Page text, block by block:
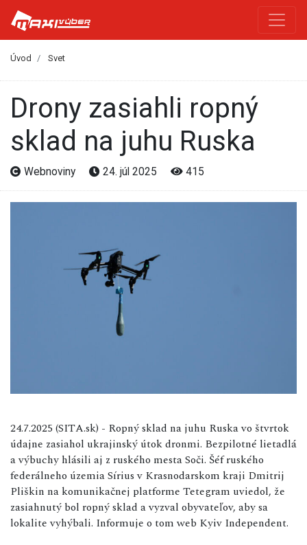
Úvod Svet
Drony zasiahli ropný
sklad na juhu Ruska
Webnoviny 24. júl 2025 415
24.7.2025 (SITA.sk) - Ropný sklad na juhu Ruska vo štvrtok
údajne zasiahol ukrajinský útok dronmi. Bezpilotné lietadlá
a výbuchy hlásili aj z ruského mesta Soči. Šéf ruského
federálneho územia Sírius v Krasnodarskom kraji Dmitrij
Pliškin na komunikačnej platforme Tetegram uviedol, že
zasiahnutý bol ropný sklad a vyzval obyvateľov, aby sa
lokalite vyhýbali. Informuje o tom web Kyiv Independent.